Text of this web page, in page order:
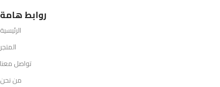
روابط هامة
الرئيسية
المتجر
تواصل معنا
من نحن